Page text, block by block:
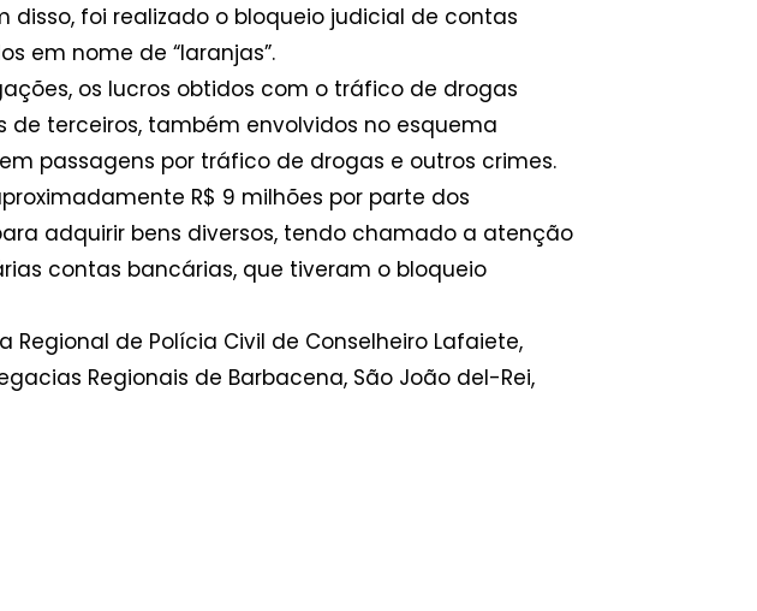
foi realizado o bloqueio judicial de contas
em nome de “laranjas”.
os lucros obtidos com o tráfico de drogas
terceiros, também envolvidos no esquema
passagens por tráfico de drogas e outros crimes.
R$ 9 milhões por parte dos
adquirir bens diversos, tendo chamado a atenção
contas bancárias, que tiveram o bloqueio
de Polícia Civil de Conselheiro Lafaiete,
Regionais de Barbacena, São João del-Rei,